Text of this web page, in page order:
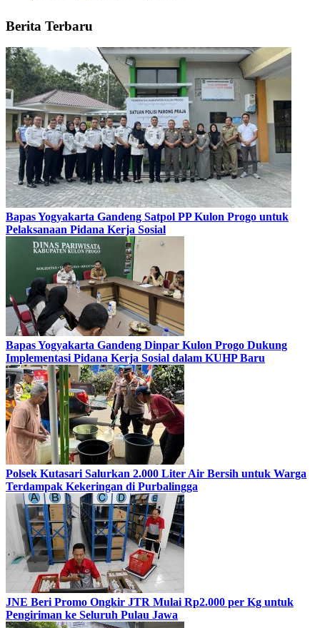
Berita Terbaru
Bapas Yogyakarta Gandeng Satpol PP Kulon Progo untuk
Pelaksanaan Pidana Kerja Sosial
Bapas Yogyakarta Gandeng Dinpar Kulon Progo Dukung
Implementasi Pidana Kerja Sosial dalam KUHP Baru
Polsek Kutasari Salurkan 2.000 Liter Air Bersih untuk Warga
Terdampak Kekeringan di Purbalingga
JNE Beri Promo Ongkir JTR Mulai Rp2.000 per Kg untuk
Pengiriman ke Seluruh Pulau Jawa